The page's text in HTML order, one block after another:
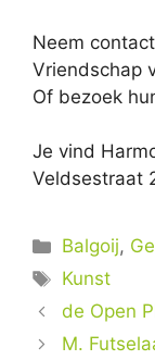
Neem
Vriendschap
Of bezoek
Je vind
Veldsestraat
Balgoij,
Tags
Kunst
de Open
M.